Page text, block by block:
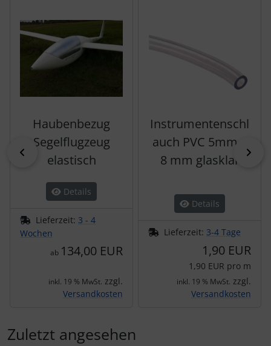
zurück
Haubenbezug
Segelflugzeug
elastisch
Details
Lieferzeit: 3 - 4
Wochen
ab 134,00 EUR
inkl. 19 % MwSt. zzgl.
Versandkosten
Instrumentenschl
auch PVC 5mm x
8 mm glasklar
Details
Lieferzeit: 3-4 Tage
1,90 EUR
1,90 EUR pro m
inkl. 19 % MwSt. zzgl.
Versandkosten
Zuletzt angesehen